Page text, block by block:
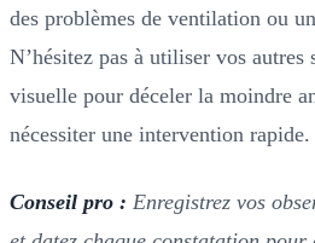
des problèmes de ventilation ou
N’hésitez pas à utiliser vos autres
visuelle pour déceler la moindre
nécessiter une intervention rapide.
Conseil pro : Enregistrez vos